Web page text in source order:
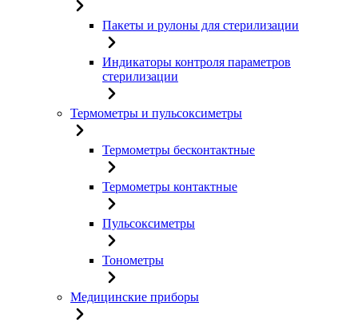
Пакеты и рулоны для стерилизации
Индикаторы контроля параметров
стерилизации
Термометры и пульсоксиметры
Термометры бесконтактные
Термометры контактные
Пульсоксиметры
Тонометры
Медицинские приборы